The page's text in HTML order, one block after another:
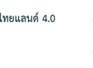
ยแลนด์ 4.0